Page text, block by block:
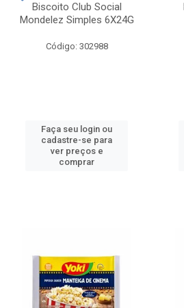
Biscoito Club Social
Mondelez Simples 6X24G
Código: 302988
Faça seu login ou
cadastre-se para
ver preços e
comprar